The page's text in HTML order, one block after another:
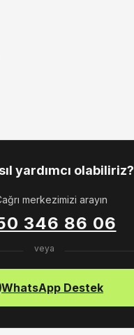
yardımcı olabiliriz?
merkezimizi arayın
346 86 06
WhatsApp Destek